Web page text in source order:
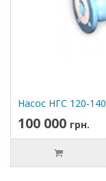
Насос НГС 120-140
100 000 грн.